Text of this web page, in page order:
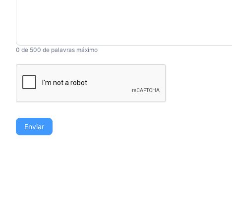
0 de 500 de palavras máximo
Enviar